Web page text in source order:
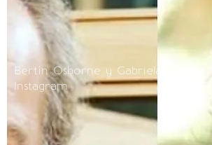
Bertín Osborne y Gabriela Guillén
Instagram